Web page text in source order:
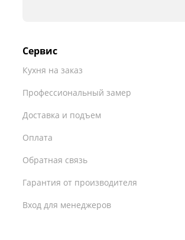
Сервис
Кухня на заказ
Профессиональный замер
Доставка и подъем
Оплата
Обратная связь
Гарантия от производителя
Вход для менеджеров